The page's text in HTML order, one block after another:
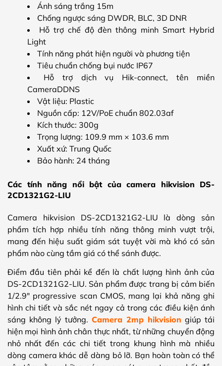
Ánh sáng trắng 15m
Chống ngược sáng DWDR, BLC, 3D DNR
Hỗ trợ chế độ đèn thông minh Smart Hybrid
Light
Tính năng phát hiện người và phương tiện
Tiêu chuẩn chống bụi nước IP67
Hỗ trợ dịch vụ Hik-connect, tên miền
CameraDDNS
Vật liệu: Plastic
Nguồn cấp: 12V/PoE chuẩn 802.03af
Kích thước: 300g
Trọng lượng: 109.9 mm × 103.6 mm
Xuất xứ: Trung Quốc
Bảo hành: 24 tháng
Các tính năng nổi bật của camera hikvision DS-
2CD1321G2-LIU
Camera hikvision DS-2CD1321G2-LIU là dòng sản
phẩm tích hợp nhiều tính năng thông minh vượt trội,
mang đến hiệu suất giám sát tuyệt vời mà khó có sản
phẩm nào cùng tầm giá có thể sánh được.
Điểm đầu tiên phải kể đến là chất lượng hình ảnh của
DS-2CD1321G2-LIU. Sản phẩm được trang bị cảm biến
1/2.9″ progressive scan CMOS, mang lại khả năng ghi
hình chi tiết và sắc nét ngay cả trong các điều kiện ánh
sáng không lý tưởng. Camera 2mp hikvision giúp tái
hiện mọi hình ảnh chân thực nhất, từ những chuyển động
nhỏ nhất đến các chi tiết trong khung hình mà nhiều
dòng camera khác dễ dàng bỏ lỡ. Bạn hoàn toàn có thể